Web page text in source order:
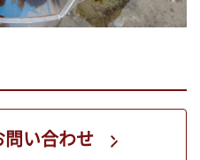
い合わせ